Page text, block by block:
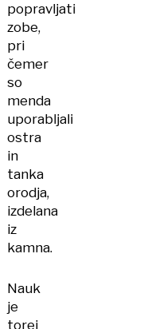
popravljati
zobe,
pri
čemer
so
menda
uporabljali
ostra
in
tanka
orodja,
izdelana
iz
kamna.
Nauk
je
torej